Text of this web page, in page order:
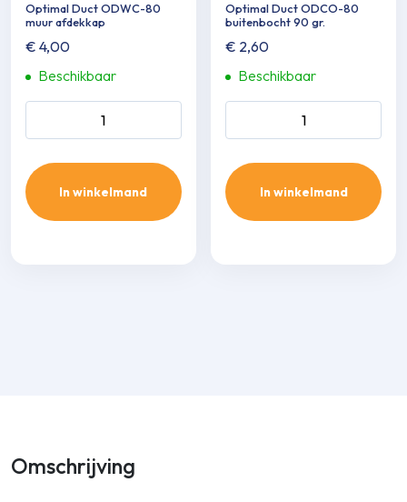
Optimal Duct ODWC-80
muur afdekkap
€ 4,00
Beschikbaar
In winkelmand
Optimal Duct ODCO-80
buitenbocht 90 gr.
€ 2,60
Beschikbaar
In winkelmand
Omschrijving